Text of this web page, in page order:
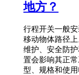
地方？
行程开关一般
移动物体路径
维护、安全防
置会影响其正
型、规格和使用